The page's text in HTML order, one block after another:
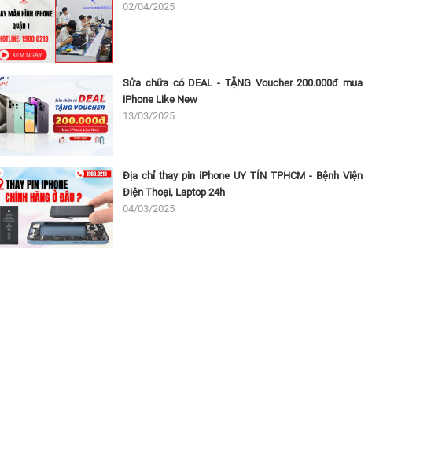
02/04/2025
Sửa chữa có DEAL - TẶNG Voucher 200.000đ mua
iPhone Like New
13/03/2025
Địa chỉ thay pin iPhone UY TÍN TPHCM - Bệnh Viện
Điện Thoại, Laptop 24h
04/03/2025